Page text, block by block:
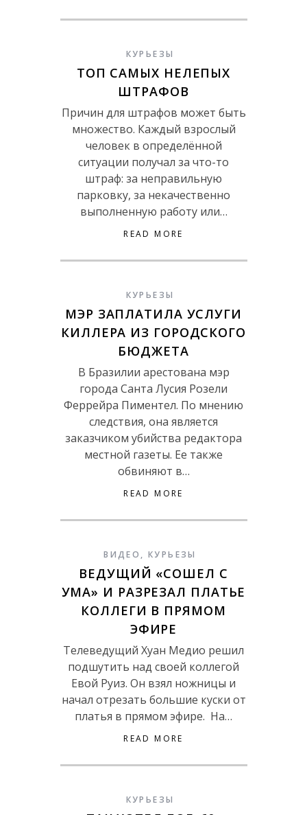
КУРЬЕЗЫ
ТОП САМЫХ НЕЛЕПЫХ
ШТРАФОВ
Причин для штрафов может быть
множество. Каждый взрослый
человек в определённой
ситуации получал за что-то
штраф: за неправильную
парковку, за некачественно
выполненную работу или…
READ MORE
КУРЬЕЗЫ
МЭР ЗАПЛАТИЛА УСЛУГИ
КИЛЛЕРА ИЗ ГОРОДСКОГО
БЮДЖЕТА
В Бразилии арестована мэр
города Санта Лусия Розели
Феррейра Пиментел. По мнению
следствия, она является
заказчиком убийства редактора
местной газеты. Ее также
обвиняют в…
READ MORE
ВИДЕО , КУРЬЕЗЫ
ВЕДУЩИЙ «СОШЕЛ С
УМА» И РАЗРЕЗАЛ ПЛАТЬЕ
КОЛЛЕГИ В ПРЯМОМ
ЭФИРЕ
Телеведущий Хуан Медио решил
подшутить над своей коллегой
Евой Руиз. Он взял ножницы и
начал отрезать большие куски от
платья в прямом эфире. На…
READ MORE
КУРЬЕЗЫ